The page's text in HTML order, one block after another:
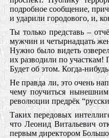
подробное сообщение,
и ударили городового, и,
Ты только представь –
мужчин и четырнадцать
Нужно было видеть
их разводили по
Будет об этом. Когда-
Не правда ли, это очень
чему поучиться
революции предрёк
Таких передовых
что Леонид Витальевич
первым директором